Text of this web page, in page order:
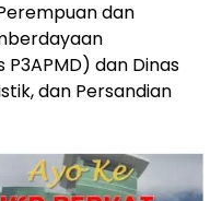
dan
dan Dinas
dan Persandian